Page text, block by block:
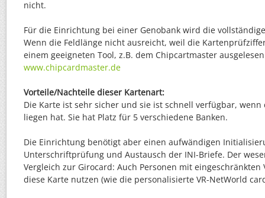
nicht.
Für die Einrichtung bei einer Genobank wird die
Wenn die Feldlänge nicht ausreicht, weil die
einem geeigneten Tool, z.B. dem Chipcartmaster
www.chipcardmaster.de
Vorteile/Nachteile dieser Kartenart:
Die Karte ist sehr sicher und sie ist schnell verfügbar, wenn
liegen hat. Sie hat Platz für 5 verschiedene Banken.
Die Einrichtung benötigt aber einen aufwändigen
Unterschriftprüfung und Austausch der INI-Briefe. Der
Vergleich zur Girocard: Auch Personen mit eingeschränkten
diese Karte nutzen (wie die personalisierte VR-NetWorld